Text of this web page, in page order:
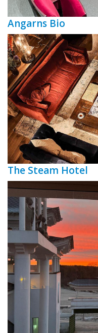
Angarns Bio
The Steam Hotel